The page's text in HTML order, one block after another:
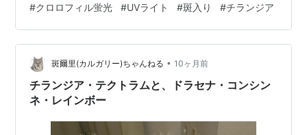
吸収した光エネルギーの中で熱に変換されなかったり光
合成に使われなかったエネルギーを即座に赤色の光とし
て放出する現象のこと。 今回はそのクロロフィル蛍光を
観察することにします。使用したライトは365nmの紫外
線を発する懐中電灯型UVライト（ハピソン・YF990）で
す。 野菜のクロロフィル蛍光 ブ…
#クロロフィル蛍光 #UVライト #斑入り #チランジア
斑爾里(カルガリー)ちゃんねる • 10ヶ月前
チランジア・テクトラムと、ドラセナ・コンシン
ネ・レインボー